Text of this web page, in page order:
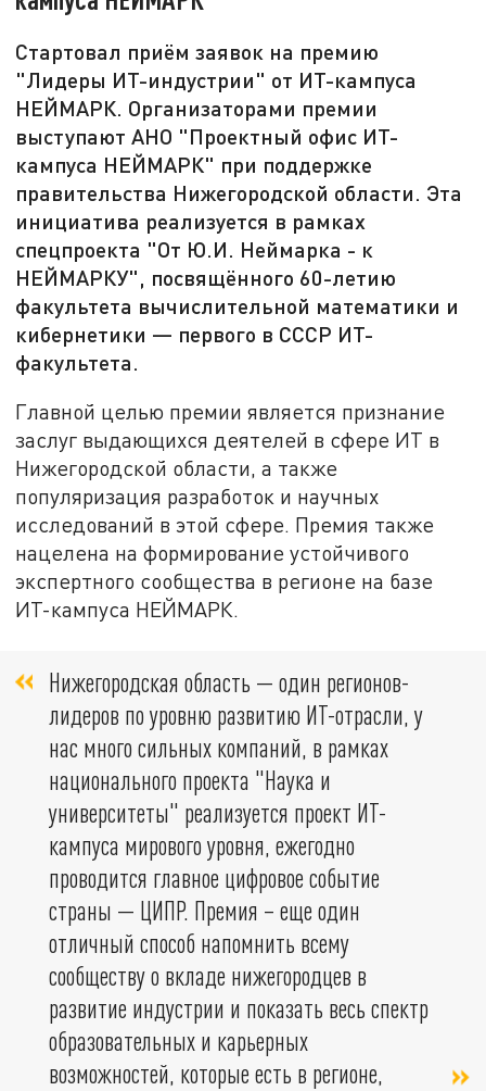
Стартовал приём заявок на премию
"Лидеры ИТ-индустрии" от ИТ-кампуса
НЕЙМАРК. Организаторами премии
выступают АНО "Проектный офис ИТ-
кампуса НЕЙМАРК" при поддержке
правительства Нижегородской области. Эта
инициатива реализуется в рамках
спецпроекта "От Ю.И. Неймарка - к
НЕЙМАРКУ", посвящённого 60-летию
факультета вычислительной математики и
кибернетики — первого в СССР ИТ-
факультета.
Главной целью премии является признание
заслуг выдающихся деятелей в сфере ИТ в
Нижегородской области, а также
популяризация разработок и научных
исследований в этой сфере. Премия также
нацелена на формирование устойчивого
экспертного сообщества в регионе на базе
ИТ-кампуса НЕЙМАРК.
Нижегородская область — один регионов-
лидеров по уровню развитию ИТ-отрасли, у
нас много сильных компаний, в рамках
национального проекта "Наука и
университеты" реализуется проект ИТ-
кампуса мирового уровня, ежегодно
проводится главное цифровое событие
страны — ЦИПР. Премия – еще один
отличный способ напомнить всему
сообществу о вкладе нижегородцев в
развитие индустрии и показать весь спектр
образовательных и карьерных
возможностей, которые есть в регионе,